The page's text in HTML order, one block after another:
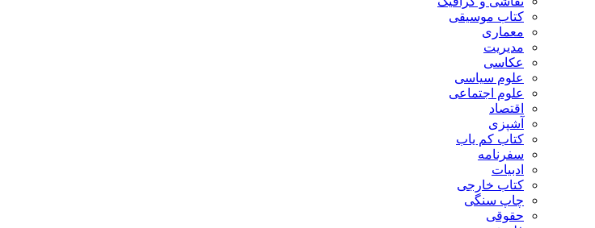
کتاب موسیقی
معماری
مدیریت
عکاسی
علوم سیاسی
علوم اجتماعی
اقتصاد
آشپزی
کتاب کم یاب
سفرنامه
ادبیات
کتاب خارجی
چاپ سنگی
حقوقی